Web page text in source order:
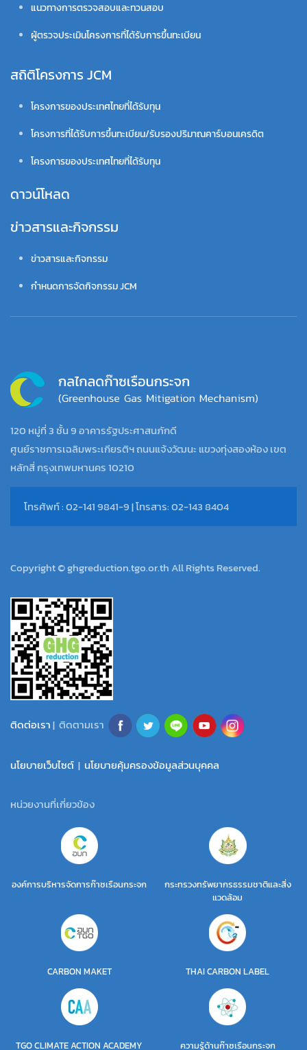
แนวทางการตรวจสอบและทวนสอบ
ผู้ตรวจประเมินโครงการที่ได้รับการขึ้นทะเบียน
สถิติโครงการ JCM
โครงการของประเทศไทยที่ได้รับทุน
โครงการที่ได้รับการขึ้นทะเบียน/รับรองปริมาณคาร์บอนเครดิต
โครงการของประเทศไทยที่ได้รับทุน
ดาวน์โหลด
ข่าวสารและกิจกรรม
ข่าวสารและกิจกรรม
กำหนดการจัดกิจกรรม JCM
120 หมู่ที่ 3 ชั้น 9 อาคารรัฐประศาสนภักดี
ศูนย์ราชการเฉลิมพระเกียรติฯ ถนนแจ้งวัฒนะ แขวงทุ่งสองห้อง เขต
หลักสี่ กรุงเทพมหานคร 10210
โทรศัพท์ : 02-141 9841-9 | โทรสาร: 02-143 8404
Copyright © ghgreduction.tgo.or.th All Rights Reserved.
ติดต่อเรา| ติดตามเรา
นโยบายเว็บไซต์ | นโยบายคุ้มครองข้อมูลส่วนบุคคล
หน่วยงานที่เกี่ยวข้อง
องค์การบริหารจัดการก๊าซเรือนกระจก
กระทรวงทรัพยากรธรรมชาติและสิ่ง
แวดล้อม
CARBON MAKET THAI CARBON LABEL
TGO CLIMATE ACTION ACADEMY ความรู้ด้านก๊าซเรือนกระจก